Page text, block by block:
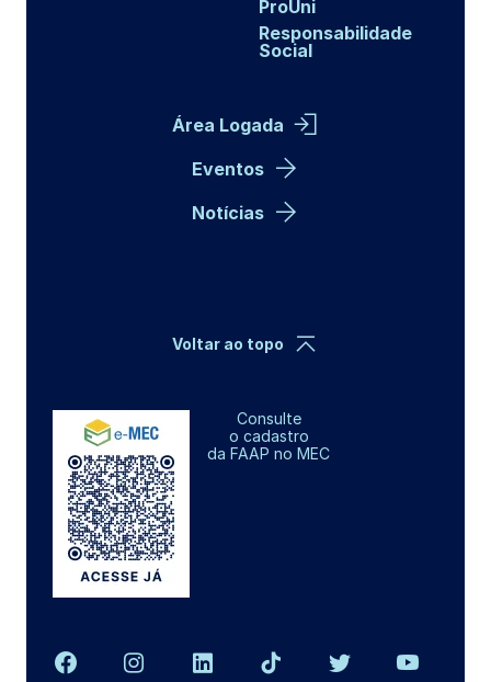
ProUni
Responsabilidade
Social
Área Logada
Eventos
Notícias
Consulte
o cadastro
da FAAP no MEC
Voltar ao topo